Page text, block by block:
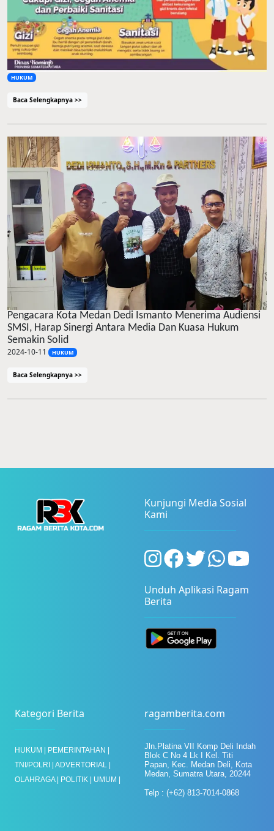
HUKUM
Baca Selengkapnya >>
Pengacara Kota Medan Dedi Ismanto Menerima Audiensi
SMSI, Harap Sinergi Antara Media Dan Kuasa Hukum
Semakin Solid
2024-10-11 HUKUM
Baca Selengkapnya >>
Kunjungi Media Sosial
Kami
Unduh Aplikasi Ragam
Berita
Kategori Berita
HUKUM |
PEMERINTAHAN |
TNI/POLRI | ADVERTORIAL |
OLAHRAGA |
POLITIK | UMUM |
ragamberita.com
Jln.Platina VII Komp Deli Indah
Blok C No 4 Lk I
Kel. Titi
Papan, Kec. Medan Deli, Kota
Medan, Sumatra Utara, 20244
Telp : (+62) 813-7014-0868